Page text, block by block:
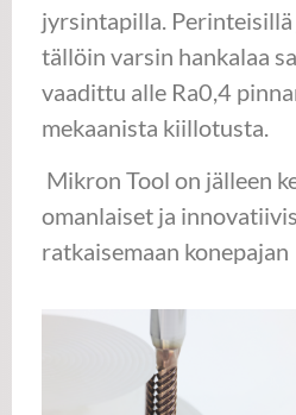
jyrsintapilla.
tällöin varsin hankalaa
vaadittu alle Ra0,4
mekaanista kiillotusta.
Mikron Tool on jälleen
omanlaiset ja
ratkaisemaan